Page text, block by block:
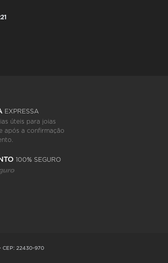
EXPRESSA
úteis para joias
após a confirmação
100% SEGURO
CEP: 22430-970